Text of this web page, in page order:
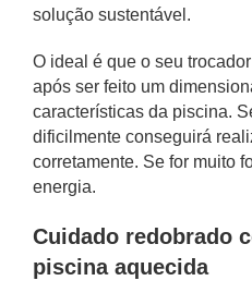
solução sustentável.
O ideal é que o seu
após ser feito um
características da piscina.
dificilmente conseguirá
corretamente. Se for muito
energia.
Cuidado redobrado
piscina aquecida